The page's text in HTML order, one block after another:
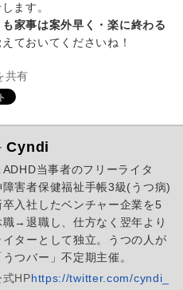
ます。
家事は案外早く・楽に終わる
ておいてくださいね！
共有
Cyndi
ADHD当事者のフリーライタ
障害者保健福祉手帳3級(うつ病)
卒入社したベンチャー企業を5
職→退職し、仕方なく翌年より
イターとして独立。うつの人が
つバー」不定期主催。
式HPhttps://twitter.com/cyndi_